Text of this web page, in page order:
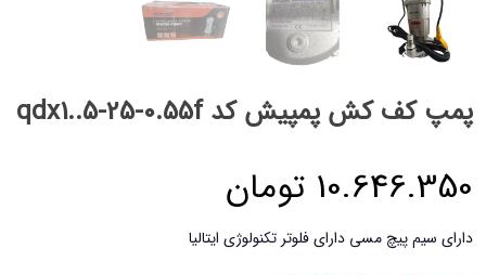
پمپ کف کش پمپیش کد qdx1..5-25-0.55f
10.646.350 تومان
دارای سیم پیچ مسی دارای فلوتر تکنولوژی ایتالیا